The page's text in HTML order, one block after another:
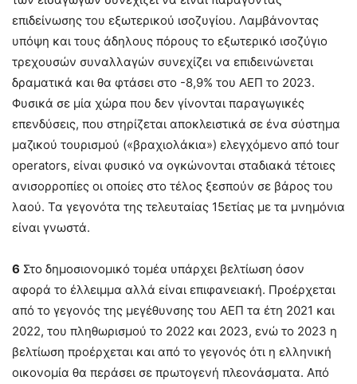
επιδείνωσης του εξωτερικού ισοζυγίου. Λαμβάνοντας
υπόψη και τους άδηλους πόρους το εξωτερικό ισοζύγιο
τρεχουσών συναλλαγών συνεχίζει να επιδεινώνεται
δραματικά και θα φτάσει στο -8,9% του ΑΕΠ το 2023.
Φυσικά σε μία χώρα που δεν γίνονται παραγωγικές
επενδύσεις, που στηρίζεται αποκλειστικά σε ένα σύστημα
μαζικού τουρισμού («βραχιολάκια») ελεγχόμενο από tour
operators, είναι φυσικό να ογκώνονται σταδιακά τέτοιες
ανισορροπίες οι οποίες στο τέλος ξεσπούν σε βάρος του
λαού. Τα γεγονότα της τελευταίας 15ετίας με τα μνημόνια
είναι γνωστά.
6 Στο δημοσιονομικό τομέα υπάρχει βελτίωση όσον
αφορά το έλλειμμα αλλά είναι επιφανειακή. Προέρχεται
από το γεγονός της μεγέθυνσης του ΑΕΠ τα έτη 2021 και
2022, του πληθωρισμού το 2022 και 2023, ενώ το 2023 η
βελτίωση προέρχεται και από το γεγονός ότι η ελληνική
οικονομία θα περάσει σε πρωτογενή πλεονάσματα. Από